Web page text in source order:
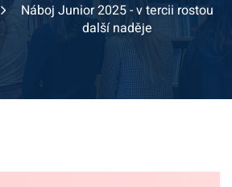
Náboj Junior 2025 - v tercii rostou
další naděje
Lost your password?